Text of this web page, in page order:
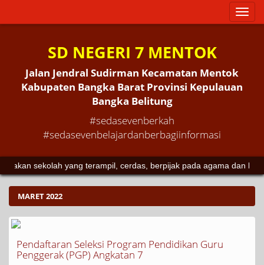
Toggle
SD NEGERI 7 MENTOK
Jalan Jendral Sudirman Kecamatan Mentok
Kabupaten Bangka Barat Provinsi Kepulauan
Bangka Belitung
#sedasevenberkah
#sedasevenbelajardanberbagiinformasi
sekolah yang terampil, cerdas, berpijak pada agama dan budaya.
MARET 2022
Pendaftaran Seleksi Program Pendidikan Guru
Penggerak (PGP) Angkatan 7